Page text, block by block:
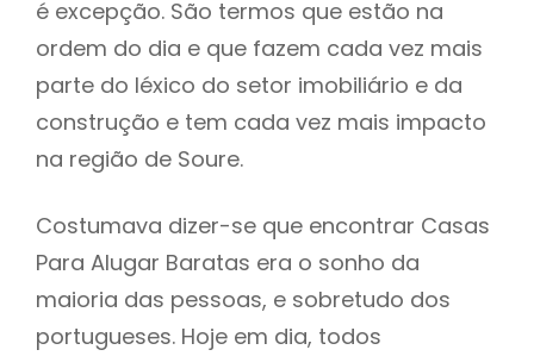
é excepção. São termos que estão na
ordem do dia e que fazem cada vez mais
parte do léxico do setor imobiliário e da
construção e tem cada vez mais impacto
na região de Soure.
Costumava dizer-se que encontrar Casas
Para Alugar Baratas era o sonho da
maioria das pessoas, e sobretudo dos
portugueses. Hoje em dia, todos